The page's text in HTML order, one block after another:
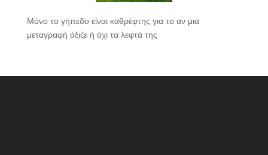
Μόνο το γήπεδο είναι καθρέφτης για το αν μια
μεταγραφή άξιζε ή όχι τα λεφτά της